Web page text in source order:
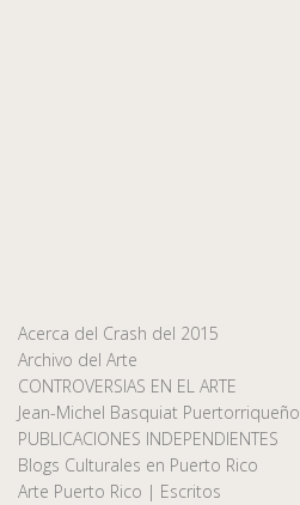
Acerca del Crash del 2015
Archivo del Arte
CONTROVERSIAS EN EL ARTE
Jean-Michel Basquiat Puertorriqueño
PUBLICACIONES INDEPENDIENTES
Blogs Culturales en Puerto Rico
Arte Puerto Rico | Escritos